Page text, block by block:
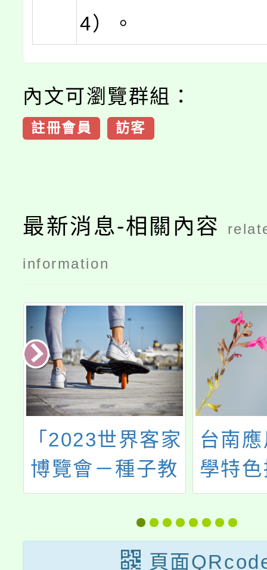
4）。
內文可瀏覽群組：
註冊會員 訪客
最新消息-相關內容
information
「2023世界客家
博覽會－種子教
師研習活動計
台南
學特
入學
頁面